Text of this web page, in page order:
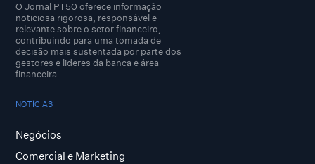
O Jornal PT50 oferece informação
noticiosa rigorosa, responsável e
relevante sobre o setor financeiro,
contribuindo para uma tomada de
decisão mais sustentada por parte dos
gestores e lideres da banca e área
financeira.
NOTÍCIAS
Negócios
Comercial e Marketing